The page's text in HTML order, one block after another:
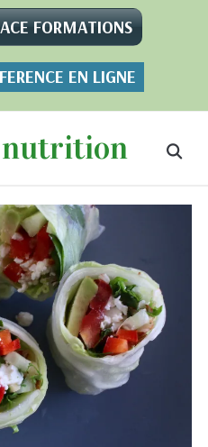
FORMATIONS
EN LIGNE
nutrition